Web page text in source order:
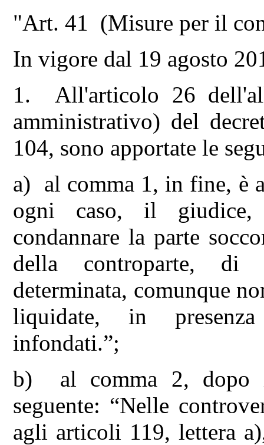
"Art. 41 (Misure per il
In vigore dal 19 agosto
1. All'articolo 26
amministrativo) del
104, sono apportate le
a) al comma 1, in fine, è
ogni caso, il giudice,
condannare la parte
della controparte, di
determinata, comunque
liquidate, in
infondati.”;
b) al comma 2, dopo
seguente: “Nelle
agli articoli 119, lettera